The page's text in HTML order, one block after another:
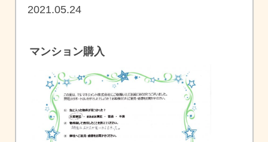
2021.05.24
マンション購入